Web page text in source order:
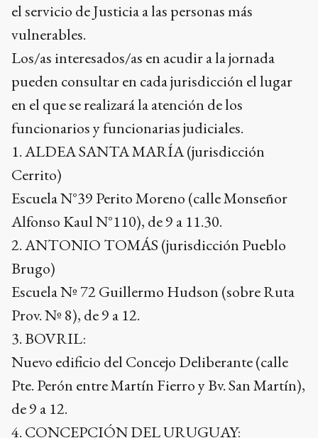
el servicio de Justicia a las personas más
vulnerables.
Los/as interesados/as en acudir a la jornada
pueden consultar en cada jurisdicción el lugar
en el que se realizará la atención de los
funcionarios y funcionarias judiciales.
1. ALDEA SANTA MARÍA (jurisdicción
Cerrito)
Escuela N°39 Perito Moreno (calle Monseñor
Alfonso Kaul N°110), de 9 a 11.30.
2. ANTONIO TOMÁS (jurisdicción Pueblo
Brugo)
Escuela Nº 72 Guillermo Hudson (sobre Ruta
Prov. Nº 8), de 9 a 12.
3. BOVRIL:
Nuevo edificio del Concejo Deliberante (calle
Pte. Perón entre Martín Fierro y Bv. San Martín),
de 9 a 12.
4. CONCEPCIÓN DEL URUGUAY: